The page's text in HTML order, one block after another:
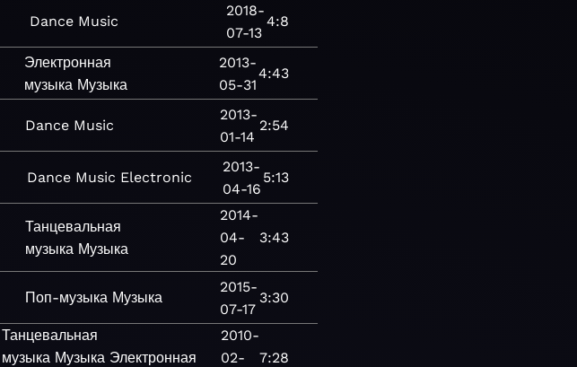
Dance Music
2018-
07-13
4:8
Электронная
музыка Музыка
2013-
05-31
4:43
Dance Music
2013-
01-14
2:54
Dance Music Electronic
2013-
04-16
5:13
Танцевальная
музыка Музыка
2014-
04-
20
3:43
Поп-музыка Музыка
2015-
07-17
3:30
Танцевальная
музыка Музыка Электронная
2010-
02-
7:28